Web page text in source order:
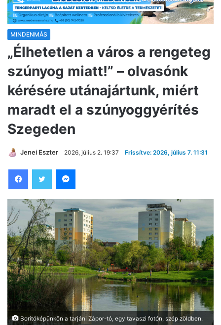
MINDENMÁS
„Élhetetlen a város a rengeteg
szúnyog miatt!” – olvasónk
kérésére utánajártunk, miért
maradt el a szúnyoggyérítés
Szegeden
Jenei Eszter 2026, július 2. 19:37 Frissítve: 2026, július 7. 11:31
Borítóképünkön a tarjáni Zápor-tó, egy tavaszi fotón, szép zöldben.